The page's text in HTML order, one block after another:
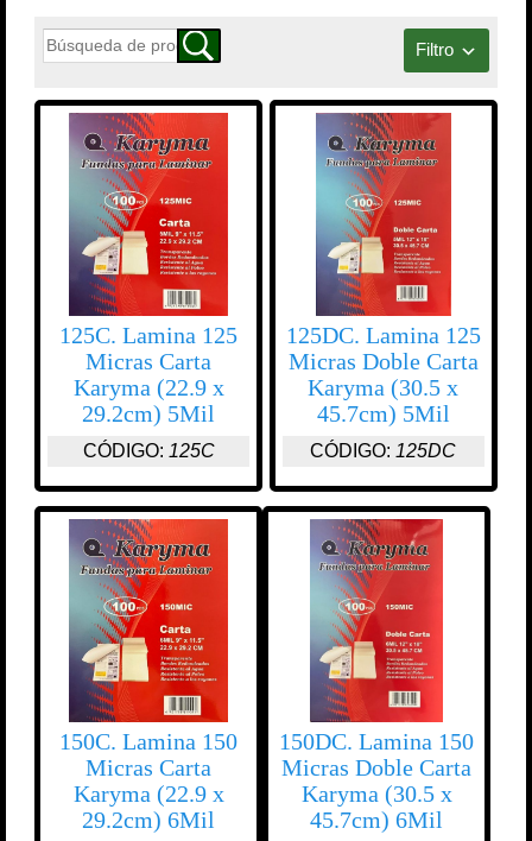
Filtro
125C. Lamina 125
Micras Carta
Karyma (22.9 x
29.2cm) 5Mil
CÓDIGO: 125C
125DC. Lamina 125
Micras Doble Carta
Karyma (30.5 x
45.7cm) 5Mil
CÓDIGO: 125DC
150C. Lamina 150
Micras Carta
Karyma (22.9 x
29.2cm) 6Mil
150DC. Lamina 150
Micras Doble Carta
Karyma (30.5 x
45.7cm) 6Mil